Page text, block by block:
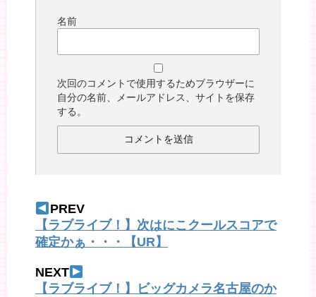
名前
次回のコメントで使用するためブラウザーに
自分の名前、メールアドレス、サイトを保存
する。
PREV
【ラブライブ！】次はにこクールスコアで
確定かぁ・・・【UR】
NEXT
【ラブライブ！】ビッグカメラ名古屋のか